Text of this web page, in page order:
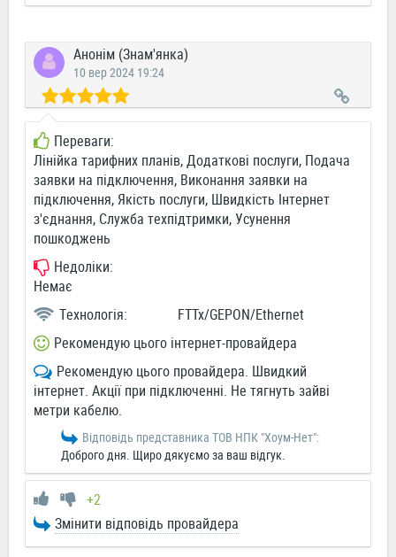
Анонім (Знам'янка)
10 вер 2024 19:24
Переваги:
Лінійка тарифних планів, Додаткові послуги, Подача
заявки на підключення, Виконання заявки на
підключення, Якість послуги, Швидкість Інтернет
з'єднання, Служба техпідтримки, Усунення
пошкоджень
Недоліки:
Немає
Технологія:
FTTx/GEPON/Ethernet
Рекомендую цього інтернет-провайдера
Рекомендую цього провайдера. Швидкий
інтернет. Акції при підключенні. Не тягнуть зайві
метри кабелю.
Відповідь представника ТОВ НПК "Хоум-Нет":
Доброго дня. Щиро дякуємо за ваш відгук.
+2
Змінити відповідь провайдера